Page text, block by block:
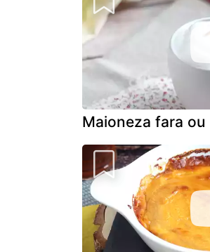
Maioneza fara ou